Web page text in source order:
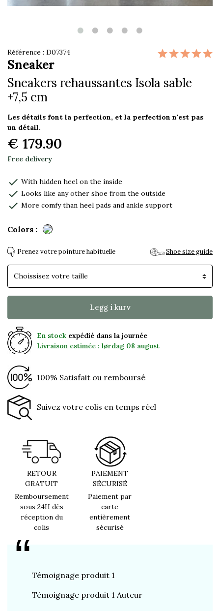
Référence : D07374
Sneaker
Sneakers rehaussantes Isola sable
+7,5 cm
Les détails font la perfection, et la perfection n'est pas
un détail.
€ 179.90
Free delivery
check With hidden heel on the inside
check Looks like any other shoe from the outside
check More comfy than heel pads and ankle support
Colors :
Prenez votre pointure habituelle Shoe size guide
Skostørrelse
Legg i kurv
En stock expédié dans la journée
Livraison estimée : lørdag 08 august
100% Satisfait ou remboursé
Suivez votre colis en temps réel
RETOUR
GRATUIT
Remboursement
sous 24H dès
réception du
colis
PAIEMENT
SÉCURISÉ
Paiement par
carte
entièrement
sécurisé
Témoignage produit 1
Témoignage produit 1 Auteur